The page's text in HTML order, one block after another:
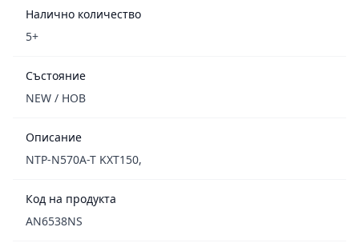
Налично количество
5+
Състояние
NEW / НОВ
Описание
NTP-N570A-T KXT150,
Код на продукта
AN6538NS